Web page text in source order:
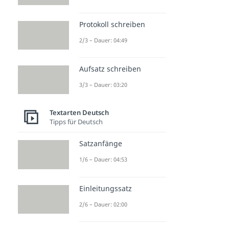
Protokoll schreiben
2/3 – Dauer: 04:49
Aufsatz schreiben
3/3 – Dauer: 03:20
Textarten Deutsch
Tipps für Deutsch
Satzanfänge
1/6 – Dauer: 04:53
Einleitungssatz
2/6 – Dauer: 02:00